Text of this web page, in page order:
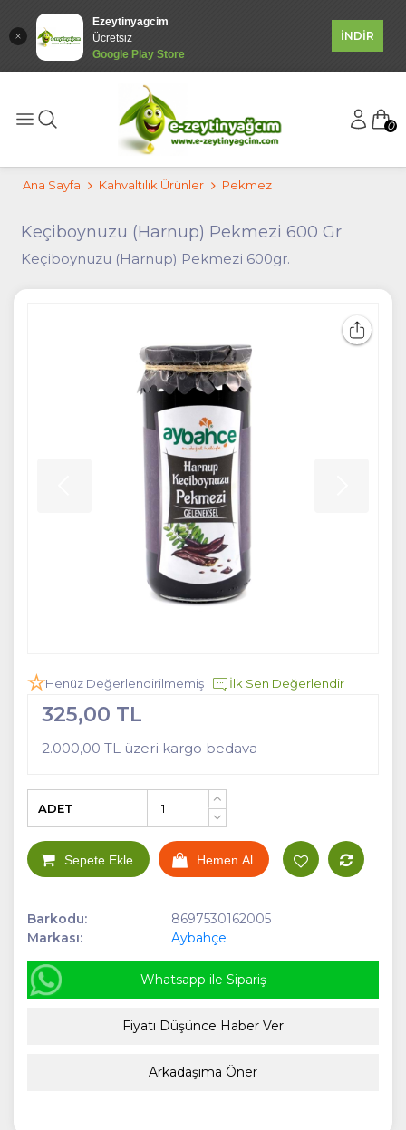
Ezeytinyagcim
Ücretsiz
Google Play Store
İNDİR
0
Ana Sayfa Kahvaltılık Ürünler Pekmez
Keçiboynuzu (Harnup) Pekmezi 600 Gr
Keçiboynuzu (Harnup) Pekmezi 600gr.
Henüz Değerlendirilmemiş İlk Sen Değerlendir
325,00 TL
2.000,00 TL üzeri kargo bedava
+
ADET
Sepete Ekle Hemen Al
Barkodu:
8697530162005
Markası:
Aybahçe
Whatsapp ile Sipariş
Fiyatı Düşünce Haber Ver
Arkadaşıma Öner